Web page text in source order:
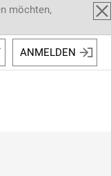
möchten,
ANMELDEN